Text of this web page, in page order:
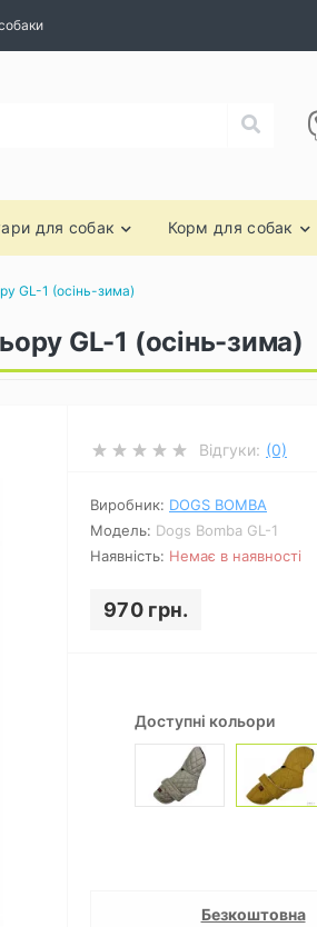
для собак Корм для собак
GL-1 (осінь-зима)
GL-1 (осінь-зима)
Відгуки: (0)
Виробник: DOGS BOMBA
Модель: Dogs Bomba GL-1
Наявність: Немає в наявності
970 грн.
Доступні кольори
Безкоштовна